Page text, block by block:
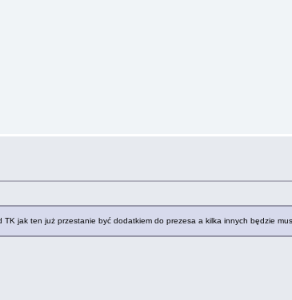
jak ten już przestanie być dodatkiem do prezesa a kilka innych będzie